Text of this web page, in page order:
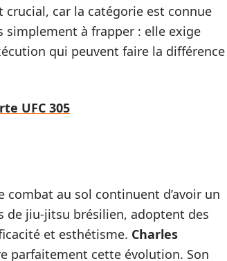
crucial, car la catégorie est connue
simplement à frapper : elle exige
qui peuvent faire la différence
UFC 305
au sol continuent d’avoir un
de jiu-jitsu brésilien, adoptent des
et esthétisme. Charles
parfaitement cette évolution. Son